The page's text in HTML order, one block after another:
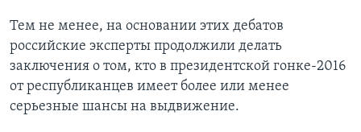
Тем не менее, на основании этих дебатов
российские эксперты продолжили делать
заключения о том, кто в президентской гонке-2016
от республиканцев имеет более или менее
серьезные шансы на выдвижение.